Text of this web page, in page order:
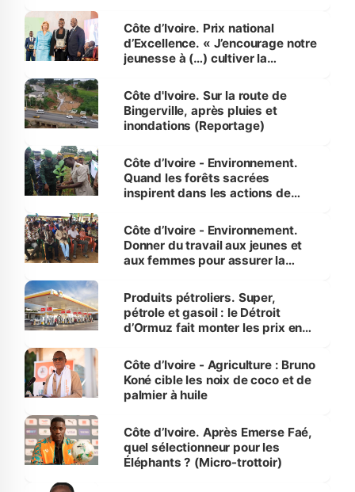
Côte d’Ivoire. Prix national
d’Excellence. « J’encourage notre
jeunesse à (…) cultiver la
(Alassane Ouattara
Côte d'Ivoire. Sur la route de
Bingerville, après pluies et
inondations (Reportage)
Côte d’Ivoire - Environnement.
Quand les forêts sacrées
inspirent dans les actions de
Côte d’Ivoire - Environnement.
Donner du travail aux jeunes et
aux femmes pour assurer la
menacées
Produits pétroliers. Super,
pétrole et gasoil : le Détroit
d’Ormuz fait monter les prix en
Côte d’Ivoire - Agriculture : Bruno
Koné cible les noix de coco et de
palmier à huile
Côte d’Ivoire. Après Emerse Faé,
quel sélectionneur pour les
Éléphants ? (Micro-trottoir)